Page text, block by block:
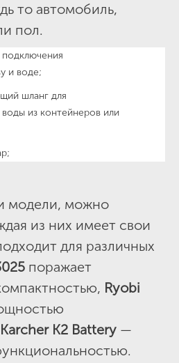
то автомобиль,
пол.
и воде;
шланг для
воды из контейнеров или
модели, можно
из них имеет свои
для различных
поражает
Ryobi
Karcher K2 Battery —